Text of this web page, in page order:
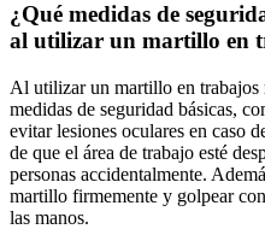
¿Qué medidas de
al utilizar un martillo en
Al utilizar un martillo en trabajos
medidas de seguridad básicas,
evitar lesiones oculares en caso
de que el área de trabajo esté
personas accidentalmente.
martillo firmemente y golpear
las manos.